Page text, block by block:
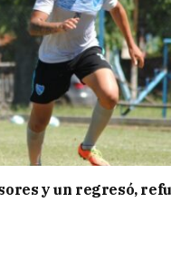
y un regresó,